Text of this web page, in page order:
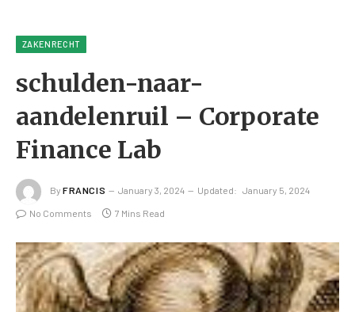
ZAKENRECHT
schulden-naar-
aandelenruil – Corporate
Finance Lab
By FRANCIS January 3, 2024 Updated: January 5, 2024
No Comments 7 Mins Read